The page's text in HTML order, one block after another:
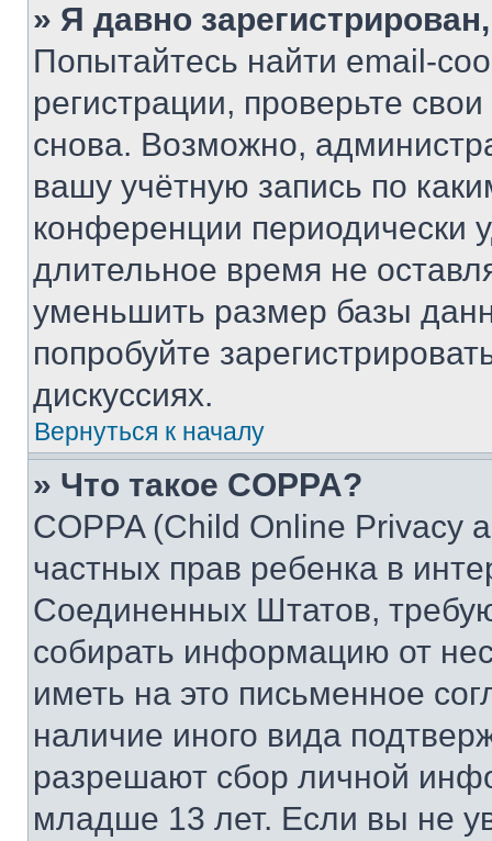
» Я давно
Попытайтесь найти email-
регистрации, проверьте
снова. Возможно,
вашу учётную запись по
конференции периодически
длительное время не
уменьшить размер базы
попробуйте
дискуссиях.
Вернуться к началу
» Что такое COPPA?
COPPA (Child Online Privacy
частных прав ребенка в
Соединенных Штатов,
собирать информацию от
иметь на это письменное
наличие иного вида
разрешают сбор личной
младше 13 лет. Если вы не